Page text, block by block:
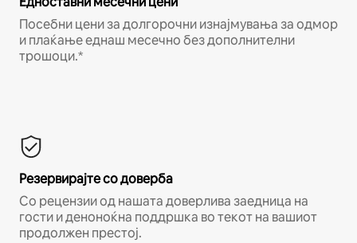
Посебни цени за долгорочни изнајмувања за одмор
и плаќање еднаш месечно без дополнителни
трошоци.*
Резервирајте со доверба
Со рецензии од нашата доверлива заедница на
гости и деноноќна поддршка во текот на вашиот
продолжен престој.